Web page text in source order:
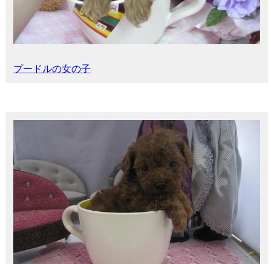
プードルの女の子